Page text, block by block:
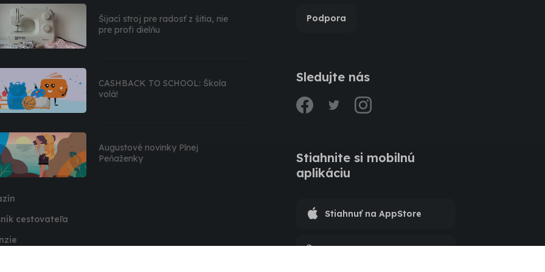
Šijací stroj pre radosť z šitia, nie
pre profi dielňu
CASHBACK TO SCHOOL: Škola
volá!
Augustové novinky Plnej
Peňaženky
cestovateľa
Podpora
Sledujte nás
facebook
twitterinstagram
Stiahnite si mobilnú
aplikáciu
Stiahnuť na AppStore